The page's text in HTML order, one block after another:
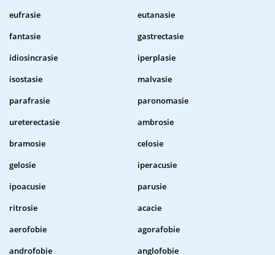
eufrasie
eutanasie
fantasie
gastrectasie
idiosincrasie
iperplasie
isostasie
malvasie
parafrasie
paronomasie
ureterectasie
ambrosie
bramosie
celosie
gelosie
iperacusie
ipoacusie
parusie
ritrosie
acacie
aerofobie
agorafobie
androfobie
anglofobie